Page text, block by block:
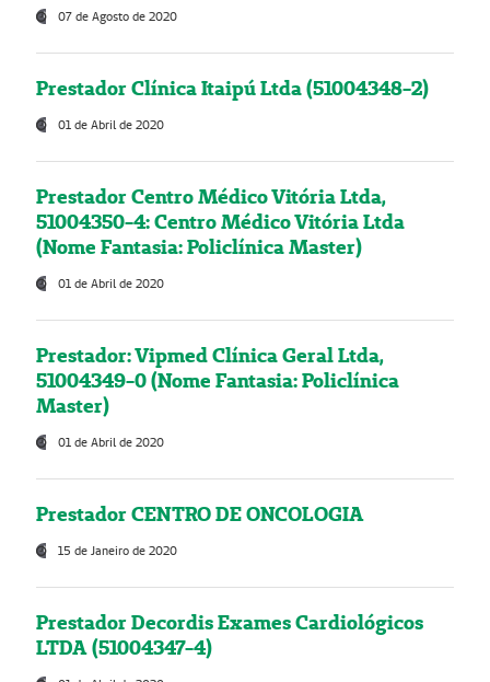
07 de Agosto de 2020
Prestador Clínica Itaipú Ltda (51004348-2)
01 de Abril de 2020
Prestador Centro Médico Vitória Ltda,
51004350-4: Centro Médico Vitória Ltda
(Nome Fantasia: Policlínica Master)
01 de Abril de 2020
Prestador: Vipmed Clínica Geral Ltda,
51004349-0 (Nome Fantasia: Policlínica
Master)
01 de Abril de 2020
Prestador CENTRO DE ONCOLOGIA
15 de Janeiro de 2020
Prestador Decordis Exames Cardiológicos
LTDA (51004347-4)